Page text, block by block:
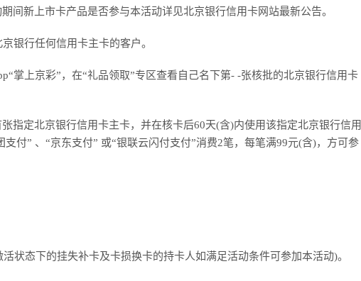
间新上市卡产品是否参与本活动详见北京银行信用卡网站最新公告。
银行任何信用卡主卡的客户。
掌上京彩”，在“礼品领取”专区查看自己名下第- -张核批的北京银行信用卡
指定北京银行信用卡主卡，并在核卡后60天(含)内使用该指定北京银行信用
支付” 、“京东支付” 或“银联云闪付支付”消费2笔，每笔满99元(含)，方可参
状态下的挂失补卡及卡损换卡的持卡人如满足活动条件可参加本活动)。